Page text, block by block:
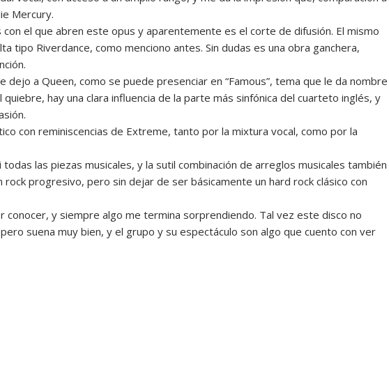
Mercury.
con el que abren este opus y aparentemente es el corte de difusión. El mismo
tipo Riverdance, como menciono antes. Sin dudas es una obra ganchera,
dejo a Queen, como se puede presenciar en “Famous”, tema que le da nombre
hay una clara influencia de la parte más sinfónica del cuarteto inglés, y
con reminiscencias de Extreme, tanto por la mixtura vocal, como por la
las piezas musicales, y la sutil combinación de arreglos musicales también
progresivo, pero sin dejar de ser básicamente un hard rock clásico con
conocer, y siempre algo me termina sorprendiendo. Tal vez este disco no
suena muy bien, y el grupo y su espectáculo son algo que cuento con ver